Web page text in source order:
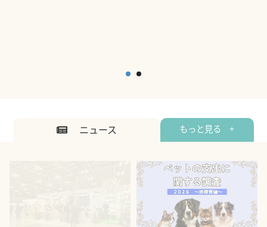
ニュース もっと見る +